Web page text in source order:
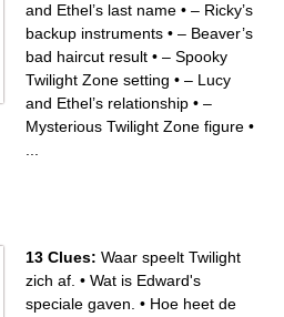
and Ethel’s last name • – Ricky’s
backup instruments • – Beaver’s
bad haircut result • – Spooky
Twilight Zone setting • – Lucy
and Ethel’s relationship • –
Mysterious Twilight Zone figure •
13 Clues: Waar speelt Twilight
zich af. • Wat is Edward's
speciale gaven. • Hoe heet de